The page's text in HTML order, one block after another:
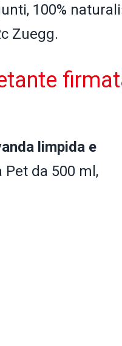
100%
Zuegg.
limpida e
da 500 ml,